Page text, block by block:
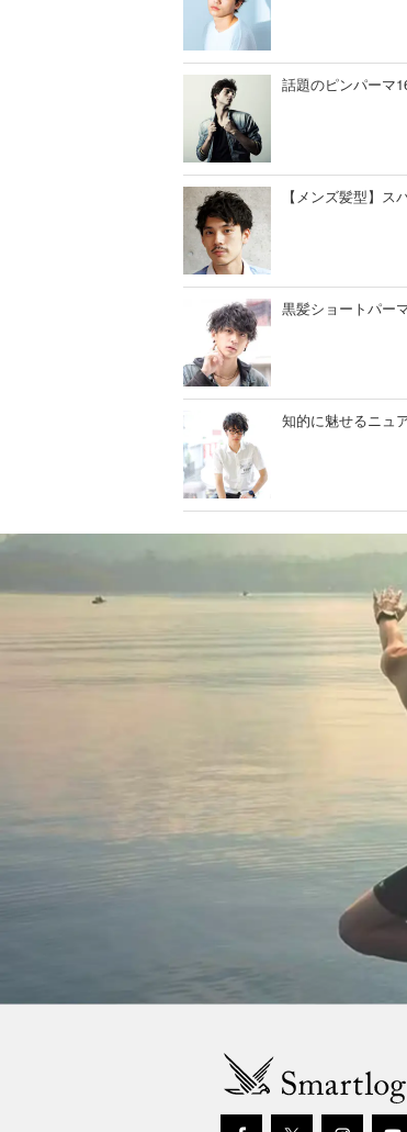
話題のピンパーマ
【メンズ髪型】
黒髪ショートパー
知的に魅せるニュ